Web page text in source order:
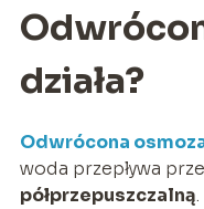
działa?
Odwrócona
woda przepływa
półprzepuszczalną